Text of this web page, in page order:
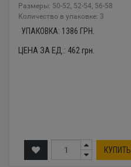
Размеры: 50-52, 52-54, 56-58
Количество в упаковке: 3
УПАКОВКА: 1386 ГРН.
ЦЕНА ЗА ЕД.: 462грн.
КУПИТЬ